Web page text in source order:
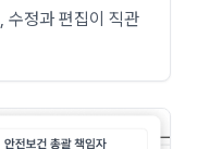
수정과 편집이 직관